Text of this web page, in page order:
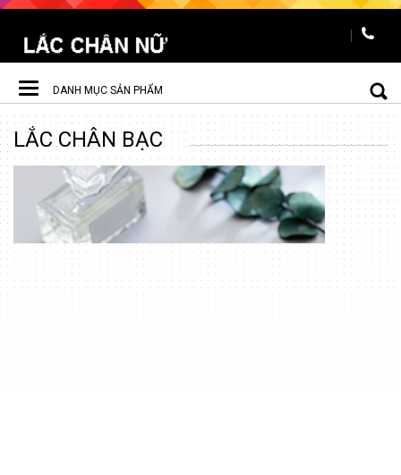
Toggle
navigation
DANH MỤC SẢN PHẨM
LẮC CHÂN BẠC